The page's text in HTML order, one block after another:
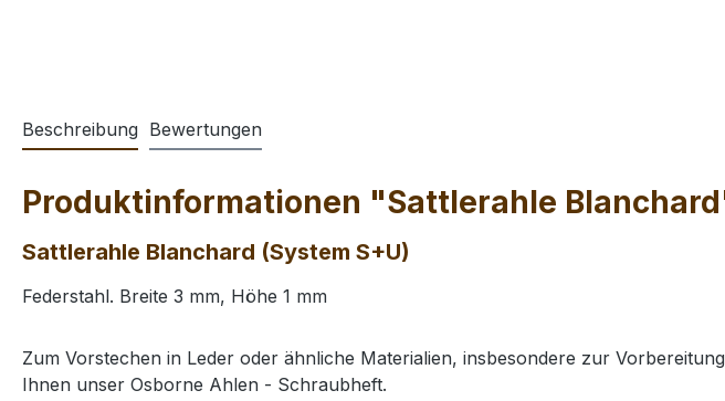
Beschreibung Bewertungen
Produktinformationen "Sattlerahle
Sattlerahle Blanchard (System S+U)
Federstahl. Breite 3 mm, Höhe 1 mm
Zum Vorstechen in Leder oder ähnliche Materialien, insbesondere zur
Ihnen unser Osborne Ahlen - Schraubheft.